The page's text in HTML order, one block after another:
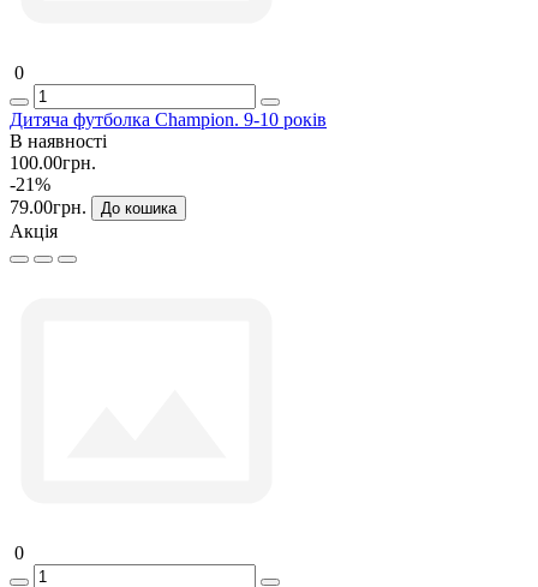
0
Дитяча футболка Champion. 9-10 років
В наявності
100.00грн.
-21%
79.00грн.
До кошика
Акція
0